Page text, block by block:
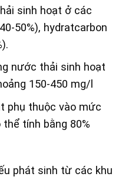
sinh hoạt ở các
50%), hydratcarbon
nước thải sinh hoạt
150-450 mg/l
phụ thuộc vào mức
tính bằng 80%
phát sinh từ các khu